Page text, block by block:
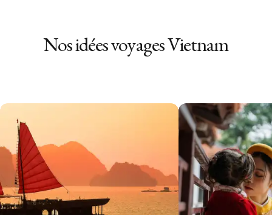
Nos idées voyagesVietnam